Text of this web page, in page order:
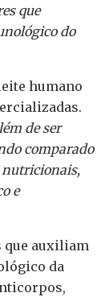
que
do
humano
de ser
comparado
nutricionais,
e
que auxiliam
da